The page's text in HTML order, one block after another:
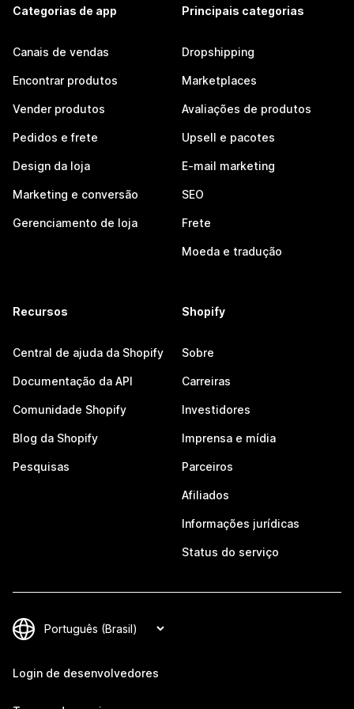
Categorias de app
Canais de vendas
Encontrar produtos
Vender produtos
Pedidos e frete
Design da loja
Marketing e conversão
Gerenciamento de loja
Principais categorias
Dropshipping
Marketplaces
Avaliações de produtos
Upsell e pacotes
E-mail marketing
SEO
Frete
Moeda e tradução
Recursos
Central de ajuda da Shopify
Documentação da API
Comunidade Shopify
Blog da Shopify
Pesquisas
Shopify
Sobre
Carreiras
Investidores
Imprensa e mídia
Parceiros
Afiliados
Informações jurídicas
Status do serviço
Login de desenvolvedores